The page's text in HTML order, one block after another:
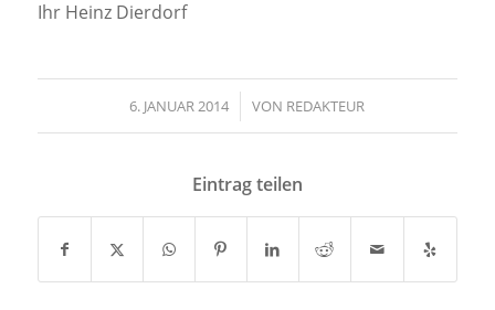
Ihr Heinz Dierdorf
6. JANUAR 2014
/ VON REDAKTEUR
Eintrag teilen